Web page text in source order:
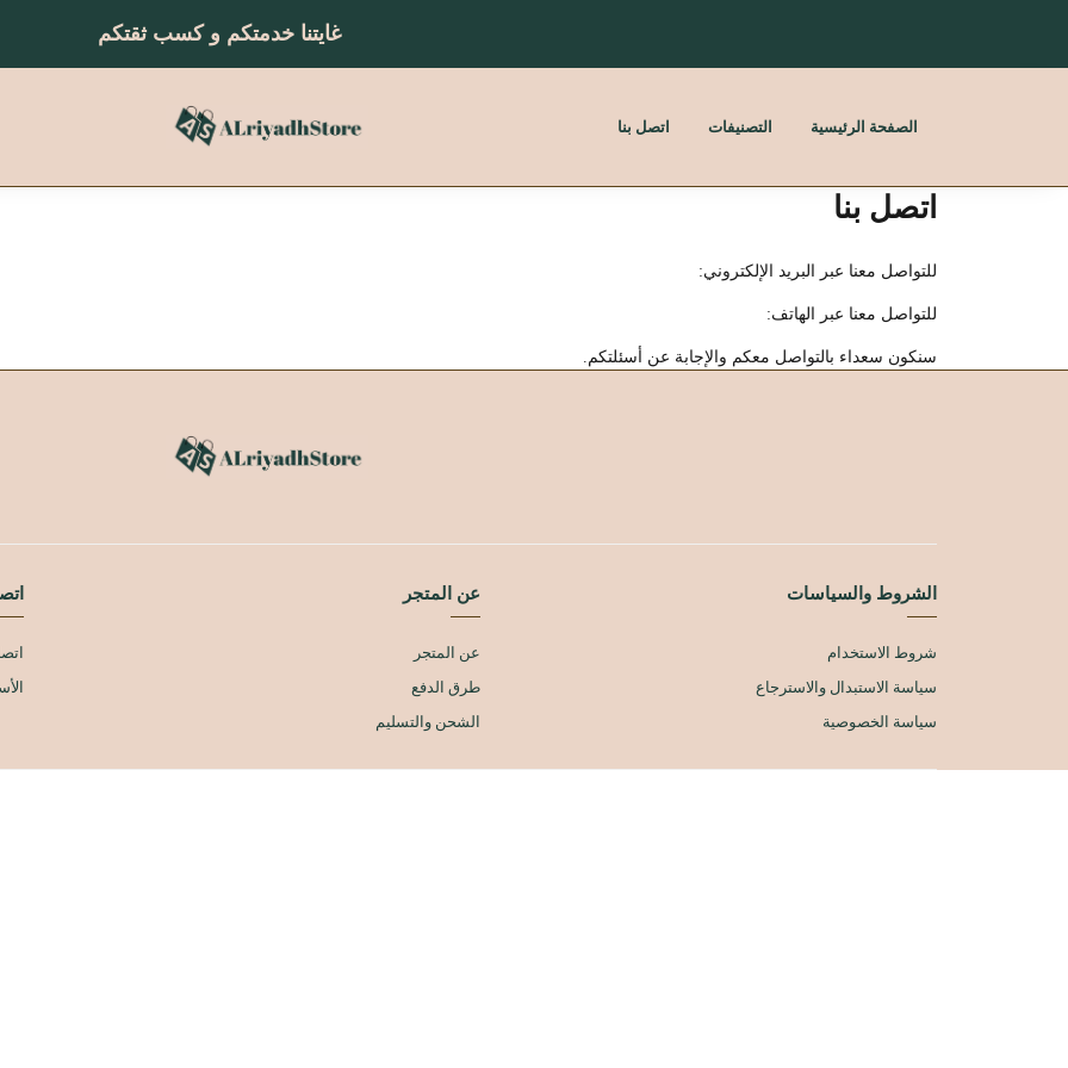
غايتنا خدمتكم و كسب ثقتكم
الصفحة الرئيسية التصنيفات اتصل بنا
اتصل بنا
للتواصل معنا عبر البريد الإلكتروني:
للتواصل معنا عبر الهاتف:
سنكون سعداء بالتواصل معكم والإجابة عن أسئلتكم.
الشروط والسياسات
شروط الاستخدام
سياسة الاستبدال والاسترجاع
سياسة الخصوصية
عن المتجر
عن المتجر
طرق الدفع
الشحن والتسليم